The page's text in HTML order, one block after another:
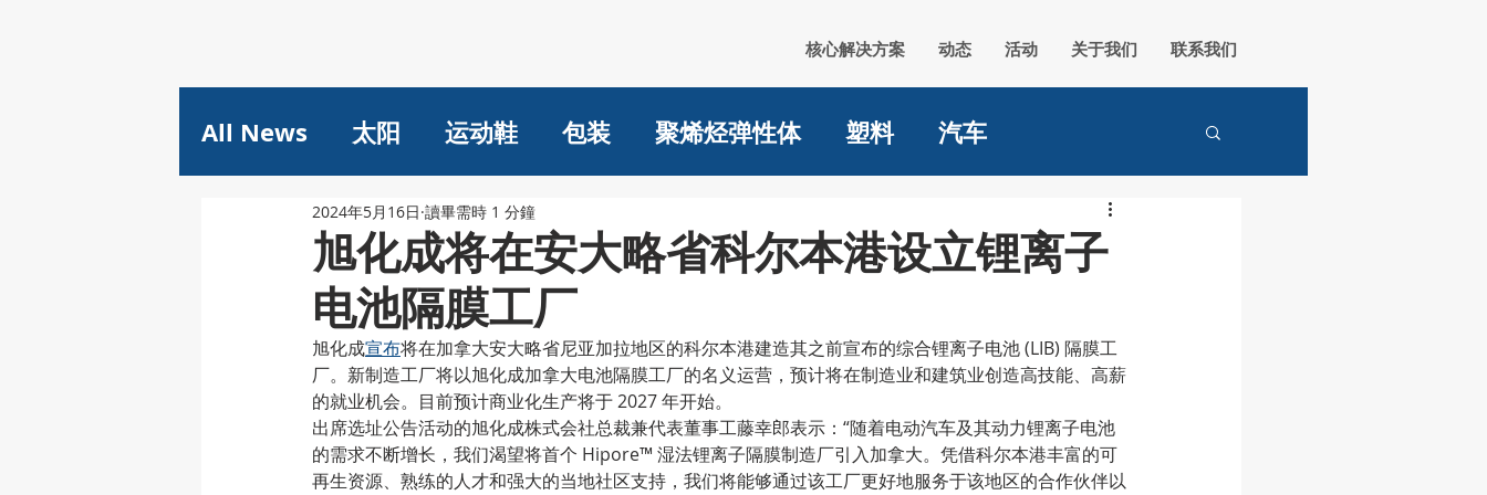
核心解决方案 动态 活动 关于我们 联系我们
All News 太阳 运动鞋 包装 聚烯烃弹性体 塑料 汽车
旭化成将在安大略省科尔本港设立锂离子
电池隔膜工厂
2024年5月16日 讀畢需時 1 分鐘
旭化成宣布将在加拿大安大略省尼亚加拉地区的科尔本港建造其之前宣布的综合锂离子电池 (LIB) 隔膜工
厂。新制造工厂将以旭化成加拿大电池隔膜工厂的名义运营，预计将在制造业和建筑业创造高技能、高薪
的就业机会。目前预计商业化生产将于 2027 年开始。
出席选址公告活动的旭化成株式会社总裁兼代表董事工藤幸郎表示：“随着电动汽车及其动力锂离子电池
的需求不断增长，我们渴望将首个 Hipore™ 湿法锂离子隔膜制造厂引入加拿大。凭借科尔本港丰富的可
再生资源、熟练的人才和强大的当地社区支持，我们将能够通过该工厂更好地服务于该地区的合作伙伴以